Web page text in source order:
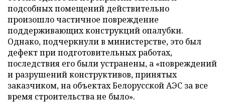
подсобных помещений действительно
произошло частичное повреждение
поддерживающих конструкций опалубки.
Однако, подчеркнули в министерстве, это был
дефект при подготовительных работах,
последствия его были устранены, а «повреждений
и разрушений конструктивов, принятых
заказчиком, на объектах Белорусской АЭС за все
время строительства не было».